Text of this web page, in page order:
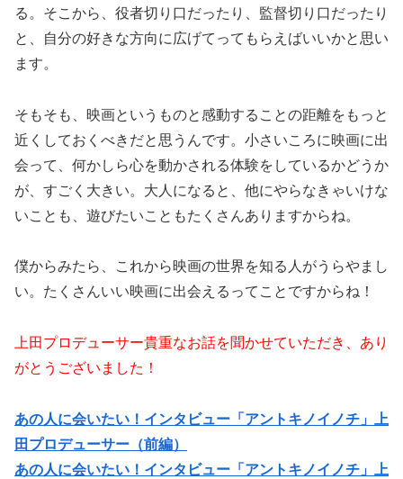
る。そこから、役者切り口だったり、監督切り口だったり
と、自分の好きな方向に広げてってもらえばいいかと思い
ます。
そもそも、映画というものと感動することの距離をもっと
近くしておくべきだと思うんです。小さいころに映画に出
会って、何かしら心を動かされる体験をしているかどうか
が、すごく大きい。大人になると、他にやらなきゃいけな
いことも、遊びたいこともたくさんありますからね。
僕からみたら、これから映画の世界を知る人がうらやまし
い。たくさんいい映画に出会えるってことですからね！
上田プロデューサー貴重なお話を聞かせていただき、あり
がとうございました！
あの人に会いたい！インタビュー「アントキノイノチ」上
田プロデューサー（前編）
あの人に会いたい！インタビュー「アントキノイノチ」上